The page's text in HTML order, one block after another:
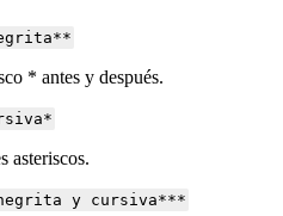
**
* antes y después.
*
asteriscos.
y cursiva***